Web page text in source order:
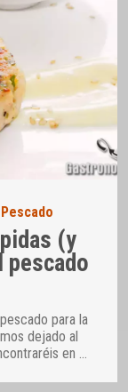
(y
para la
dejado al
en